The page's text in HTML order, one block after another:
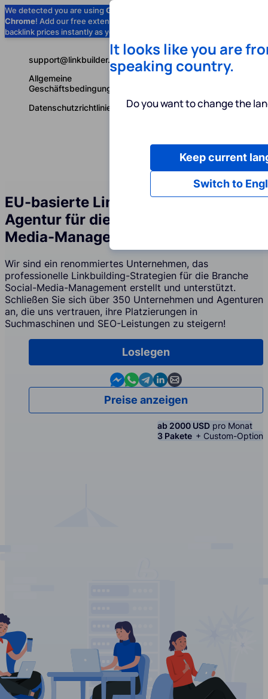
We detected you are using Google
Chrome! Add our free extension to check
backlink prices instantly as you browse.
Deutsch
support@linkbuilder.com
Allgemeine
Geschäftsbedingungen
Datenschutzrichtlinie
EU-basierte Linkbuilding-Services-
Agentur für die Branche Social-
Media-Management
Wir sind ein renommiertes Unternehmen, das
professionelle Linkbuilding-Strategien für die Branche
Social-Media-Management erstellt und unterstützt.
Schließen Sie sich über 350 Unternehmen und Agenturen
an, die uns vertrauen, ihre Platzierungen in
Suchmaschinen und SEO-Leistungen zu steigern!
Loslegen
Contact us in Messenger
Contact us in WhatsApp
Contact us in Telegram
Contact us in Linkedin
Contact us by email
Preise anzeigen
ab 2000 USD pro Monat
3 Pakete + Custom-Option
It looks like you are
speaking country.
Do you want to change the
Switch to
Keep current